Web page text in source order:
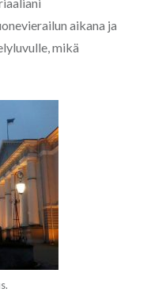
aikana ja
mikä